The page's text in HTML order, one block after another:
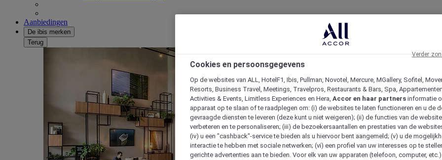
Aanbiedingen
De ibis merken
Terug
Cookies en persoonsgegevens
Op de websites van ALL, HotelF1, Ibis, Pullman, Novotel, Mercure, MGallery, Sofitel,
Resorts, Business Travel, Meetings, Travelpros, Restaurants & Bars, Spa,
Activities & Events, Limitless Experiences en Hera, Accor en haar partners informatie
apparaat op te slaan of te raadplegen om: (i) de websites te laten functioneren en u de
gevraagde diensten te leveren (deze kunt u niet weigeren); (ii) de functies van de
verbeteren en te personaliseren; (iii) de bezoekersaantallen en prestaties van de
(iv) u een "cashback"-service te bieden als u hiervoor bent aangemeld; (v) u de
interactie te hebben met sociale netwerken; (vi) een profiel van uw interesses op te
gerichte advertenties aan te bieden. Voor elk van uw apparaten (telefoon, computer,
Verder